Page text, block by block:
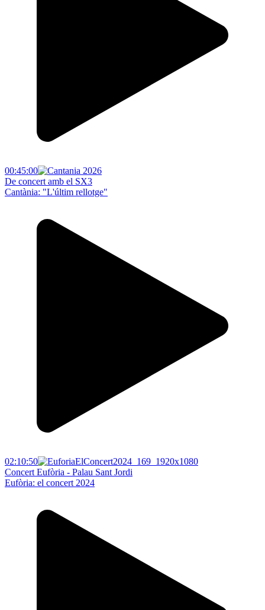
00:45:00
De concert amb el SX3
Cantània: "L'últim rellotge"
02:10:50
Concert Eufòria - Palau Sant Jordi
Eufòria: el concert 2024